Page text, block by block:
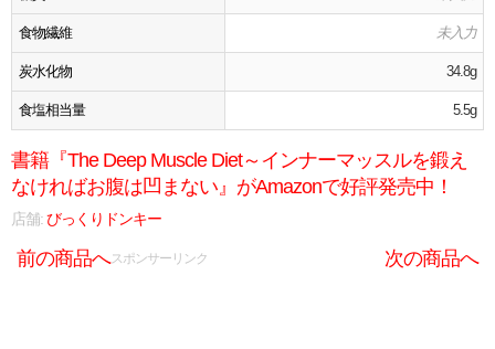
食物繊維 未入力
炭水化物 34.8g
食塩相当量 5.5g
書籍『The Deep Muscle Diet～インナーマッスルを鍛え
なければお腹は凹まない』がAmazonで好評発売中！
店舗:びっくりドンキー
前の商品へ 次の商品へ
スポンサーリンク